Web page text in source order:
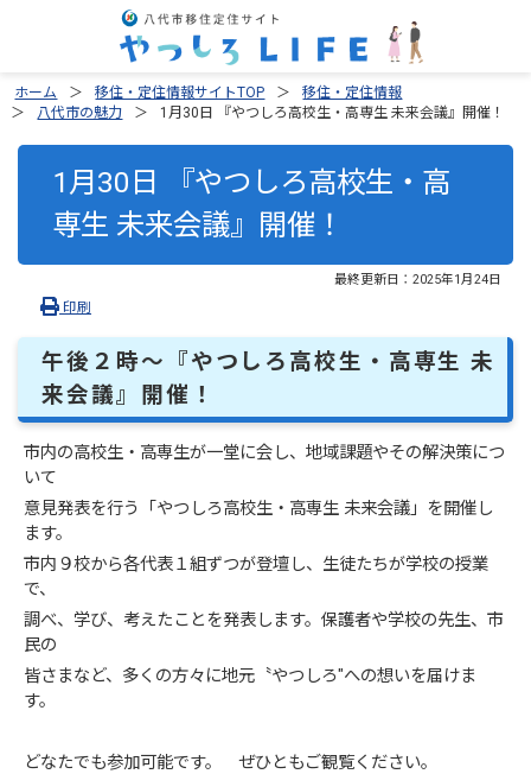
ホーム 移住・定住情報サイトTOP
移住・定住情報
八代市の魅力
1月30日 『やつしろ高校生・高専生 未来会議』開催！
1月30日 『やつしろ高校生・高
専生 未来会議』開催！
最終更新日： 2025年1月24日
印刷
午後２時～『やつしろ高校生・高専生 未
来会議』開催！
市内の高校生・高専生が一堂に会し、地域課題やその解決策につ
いて
意見発表を行う「やつしろ高校生・高専生 未来会議」を開催し
ます。
市内９校から各代表１組ずつが登壇し、生徒たちが学校の授業
で、
調べ、学び、考えたことを発表します。保護者や学校の先生、市
民の
皆さまなど、多くの方々に地元〝やつしろ″への想いを届けま
す。
どなたでも参加可能です。 ぜひともご観覧ください。